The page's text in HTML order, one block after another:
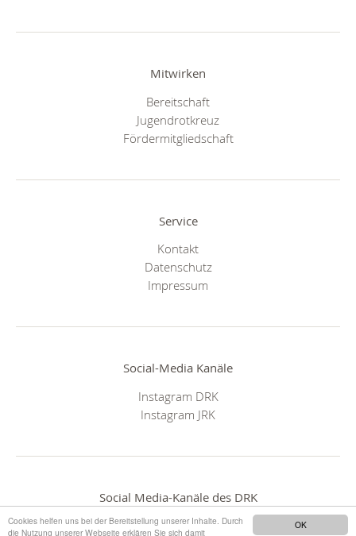
OK
Cookies helfen uns bei der Bereitstellung unserer Inhalte. Durch
die Nutzung unserer Webseite erklären Sie sich damit
Mitwirken
Bereitschaft
Jugendrotkreuz
Fördermitgliedschaft
Service
Kontakt
Datenschutz
Impressum
Social-Media Kanäle
Instagram DRK
Instagram JRK
Social Media-Kanäle des DRK